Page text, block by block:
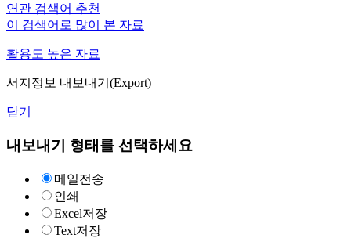
연관 검색어 추천
이 검색어로 많이 본 자료
활용도 높은 자료
서지정보 내보내기(Export)
닫기
내보내기 형태를 선택하세요
메일전송
인쇄
Excel저장
Text저장